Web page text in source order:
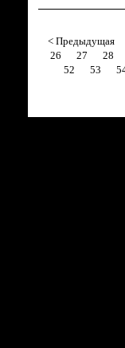
< Предыдущая
26
27 28
52
53